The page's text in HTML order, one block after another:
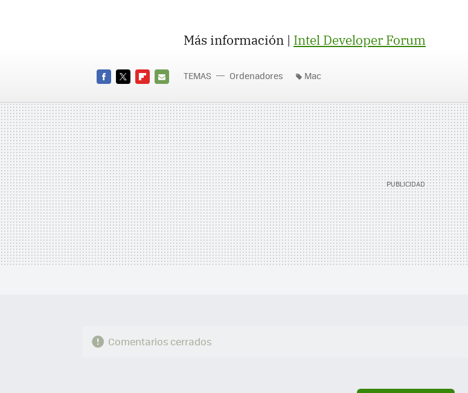
Más información | Intel Developer Forum
MAIL
TEMAS Ordenadores Mac
Comentarios cerrados